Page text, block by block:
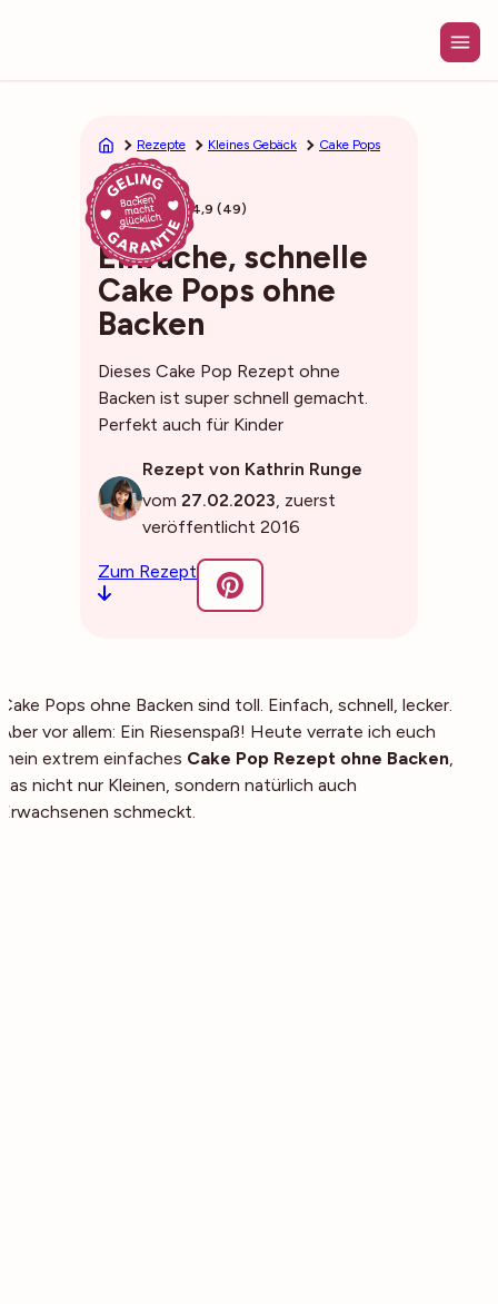
Rezepte Kleines Gebäck Cake Pops
25min 4,9 (49)
Einfache, schnelle
Cake Pops ohne
Backen
Dieses Cake Pop Rezept ohne
Backen ist super schnell gemacht.
Perfekt auch für Kinder
Rezept von Kathrin Runge
vom 27.02.2023, zuerst
veröffentlicht 2016
Zum Rezept
Cake Pops ohne Backen sind toll. Einfach, schnell, lecker.
Aber vor allem: Ein Riesenspaß! Heute verrate ich euch
mein extrem einfaches Cake Pop Rezept ohne Backen,
das nicht nur Kleinen, sondern natürlich auch
Erwachsenen schmeckt.